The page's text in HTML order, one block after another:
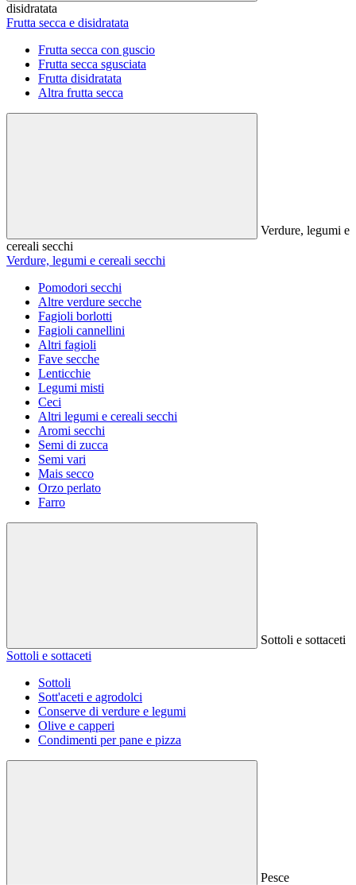
disidratata
Frutta secca e disidratata
Frutta secca con guscio
Frutta secca sgusciata
Frutta disidratata
Altra frutta secca
Verdure, legumi e
cereali secchi
Verdure, legumi e cereali secchi
Pomodori secchi
Altre verdure secche
Fagioli borlotti
Fagioli cannellini
Altri fagioli
Fave secche
Lenticchie
Legumi misti
Ceci
Altri legumi e cereali secchi
Aromi secchi
Semi di zucca
Semi vari
Mais secco
Orzo perlato
Farro
Sottoli e sottaceti
Sottoli e sottaceti
Sottoli
Sott'aceti e agrodolci
Conserve di verdure e legumi
Olive e capperi
Condimenti per pane e pizza
Pesce